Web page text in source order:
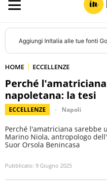
Aggiungi InItalia alle tue fonti
HOME ECCELLENZE
Perché
napoletana: la tesi
ECCELLENZE Napoli
Perché l'amatriciana sarebbe
Marino Niola, antropologo
Suor Orsola Benincasa
Pubblicato: 9 Giugno 2025